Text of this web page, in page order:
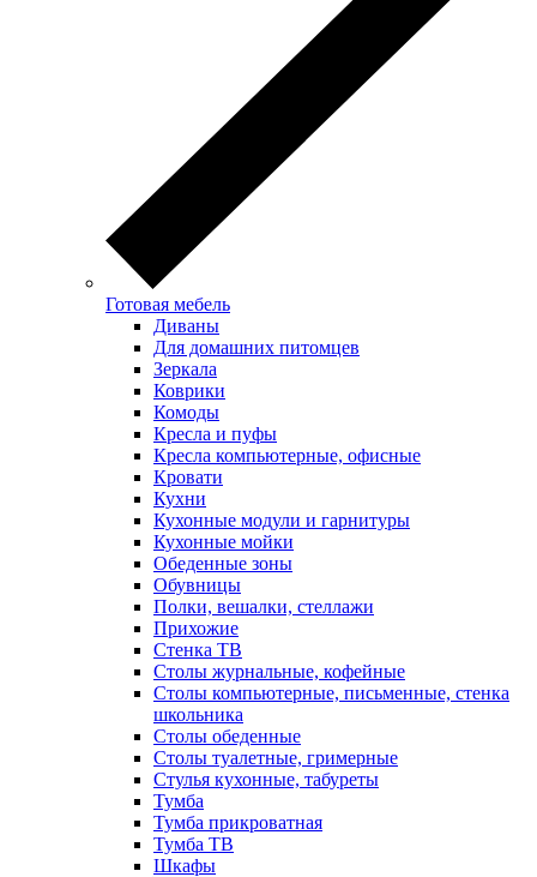
Готовая мебель
Диваны
Для домашних питомцев
Зеркала
Коврики
Комоды
Кресла и пуфы
Кресла компьютерные, офисные
Кровати
Кухни
Кухонные модули и гарнитуры
Кухонные мойки
Обеденные зоны
Обувницы
Полки, вешалки, стеллажи
Прихожие
Стенка ТВ
Столы журнальные, кофейные
Столы компьютерные, письменные, стенка
школьника
Столы обеденные
Столы туалетные, гримерные
Стулья кухонные, табуреты
Тумба
Тумба прикроватная
Тумба ТВ
Шкафы